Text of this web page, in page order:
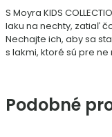
S Moyra KIDS
laku na nechty, zatiaľ
Nechajte ich, aby sa
s lakmi, ktoré sú pre
Podobné